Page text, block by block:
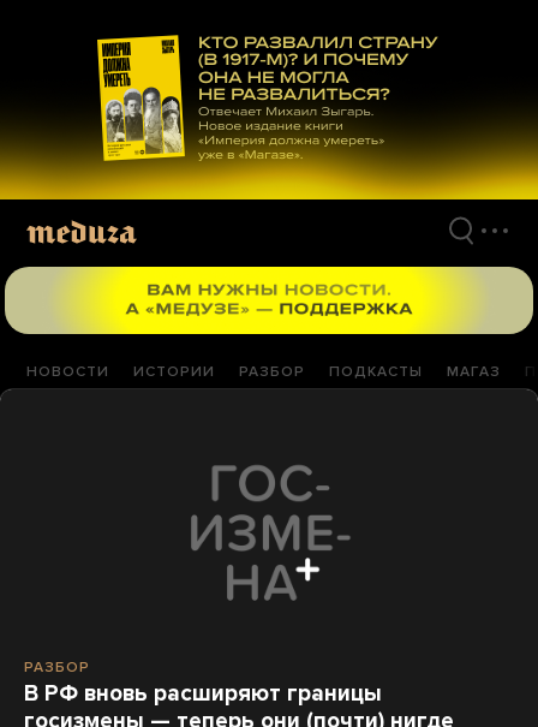
материалам
НОВОСТИ ИСТОРИИ РАЗБОР ПОДКАСТЫ МАГАЗ
РАЗБОР
В РФ вновь расширяют границы
госизмены — теперь они (почти) нигде